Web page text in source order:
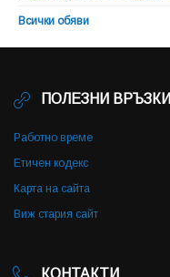
Всички обяви
ПОЛЕЗНИ ВРЪЗКИ
Работно време
Етичен кодекс
Карта на сайта
Виж стария сайт